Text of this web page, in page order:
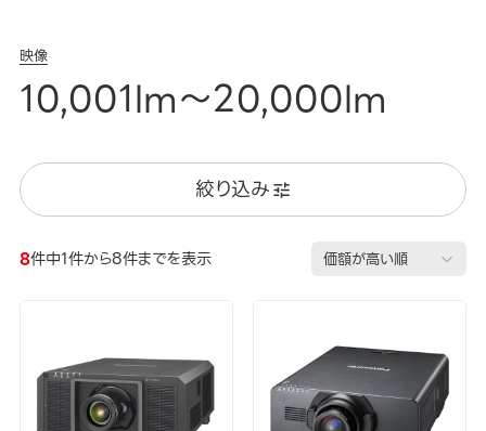
映像
10,001lm～20,000lm
絞り込み
8件中1件から8件までを表示